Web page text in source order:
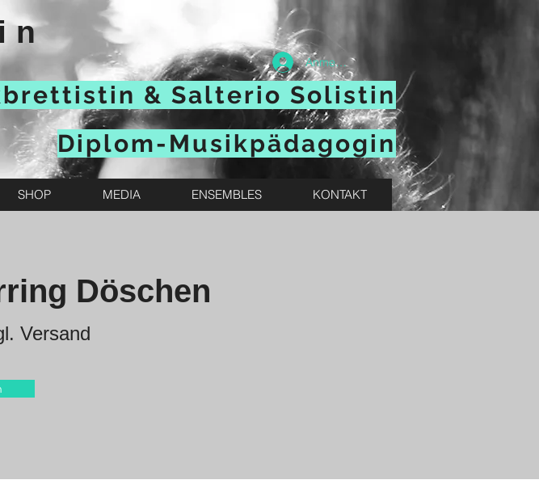
Anmelden
& Salterio Solistin
Diplom-Musikpädagogin
SHOP MEDIA ENSEMBLES KONTAKT
Döschen
Versand